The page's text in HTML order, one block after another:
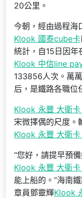
20公里。
今朝，經由過程海
Klook 國泰cube卡
統計，自15日因
Klook 中信line
133856人次。萬
后，是鐵路各職位
Klook 永豐 大衛
宋微擇偶的尺度。
Klook 永豐 大衛
“您好，請提早預
Klook 永豐 大衛
能上船的。”海南
章員鄧靈輝Klook